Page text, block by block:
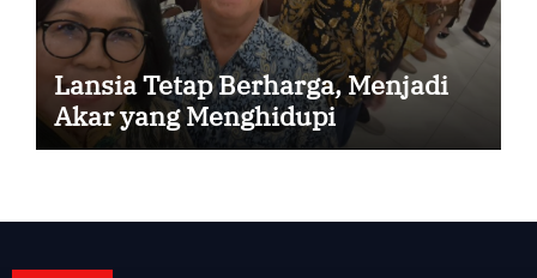
Lansia Tetap Berharga, Menjadi
Akar yang Menghidupi